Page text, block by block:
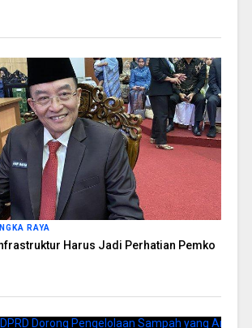
RAYA
Harus Jadi Perhatian Pemko